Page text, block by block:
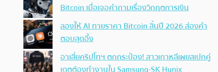
Bitcoin เมื่อเจอคำถามเรื่องวิกฤตการเงิน
ลองให้ AI ทายราคา Bitcoin สิ้นปี 2026 ส่องคำ
ตอบสุดอึ้ง
อาเสี่ยคริปโทฯ ตกกระป๋อง! สาวเกาหลีเผยสเปกคู่